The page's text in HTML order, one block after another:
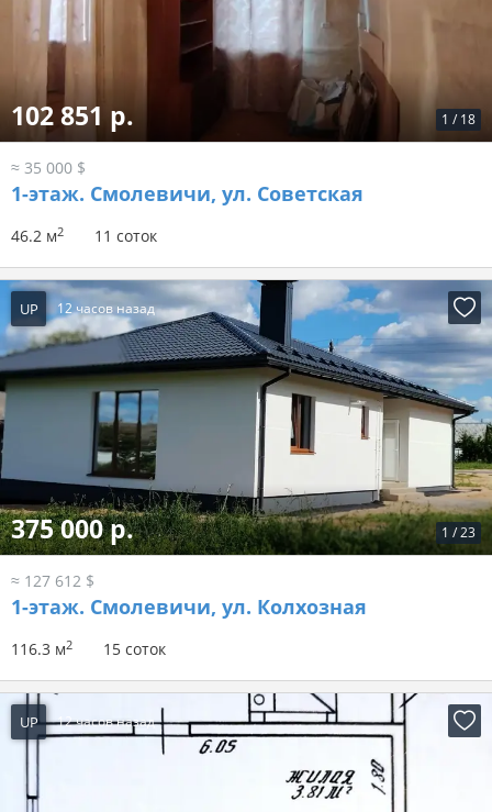
1 / 18
102 851 р.
≈ 35 000 $
1-этаж. Смолевичи, ул. Советская
46.2 м2 11 соток
UP 12 часов назад
1 /23
375 000 р.
≈ 127 612 $
1-этаж. Смолевичи, ул. Колхозная
116.3 м2 15 соток
UP 12 часов назад